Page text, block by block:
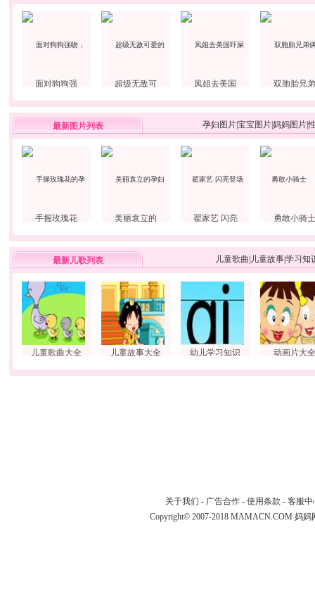
面对狗狗强 超级无敌可 凤姐去美国 双胞胎兄弟
最新图片列表 孕妇图片宝宝图片妈妈图片
手握玫瑰花 美丽袁立的 翟家艺 闪亮 勇敢小骑士
最新儿歌列表 儿童歌曲 儿童故事学习知
儿童歌曲大全 儿童故事大全 幼儿学习知识 动画片大全
关于我们 - 广告合作 - 使用条款 - 客服中
Copyright© 2007-2018 MAMACN.COM 妈妈